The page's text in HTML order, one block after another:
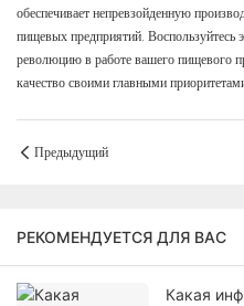
обеспечивает непревзойденную
пищевых предприятий. Воспользуйтесь
революцию в работе вашего пищевого
качество своими главными
Предыдущий
РЕКОМЕНДУЕТСЯ ДЛЯ ВАС
Какая